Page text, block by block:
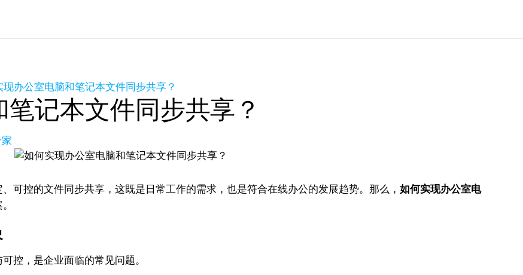
现办公室电脑和笔记本文件同步共享？
记本文件同步共享？
可控的文件同步共享，这既是日常工作的需求，也是符合在线办公的发展趋势。那么，如何实现办公室电
控，是企业面临的常见问题。